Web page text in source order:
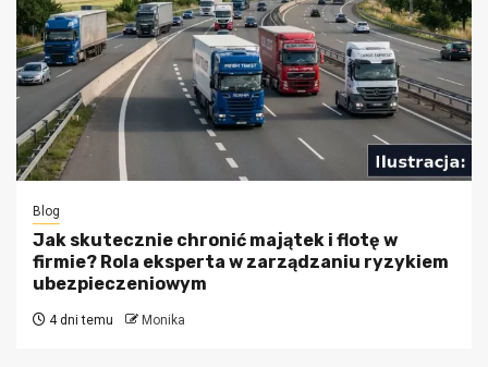
Blog
Jak skutecznie chronić majątek i flotę w
firmie? Rola eksperta w zarządzaniu ryzykiem
ubezpieczeniowym
4 dni temu Monika